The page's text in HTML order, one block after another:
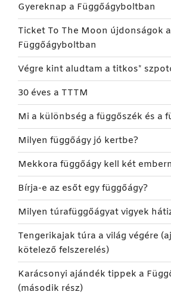
Gyereknap a Függőágyboltban
Ticket To The Moon újdonságok a
Függőágyboltban
Végre kint aludtam a titkos*
30 éves a TTTM
Mi a különbség a függőszék és a
Milyen függőágy jó kertbe?
Mekkora függőágy kell két
Bírja-e az esőt egy függőágy?
Milyen túrafüggőágyat vigyek
Tengerikajak túra a világ végére
kötelező felszerelés)
Karácsonyi ajándék tippek a
(második rész)